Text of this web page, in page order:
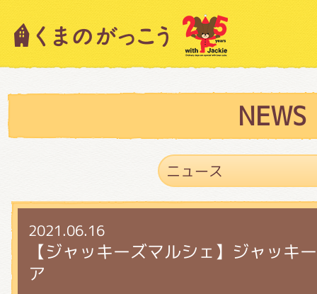
NEWS
2021.06.16
【ジャッキーズマルシェ】ジャッキ
ア
キャラクター紹介
スタッフブログ
絵本・作家紹介